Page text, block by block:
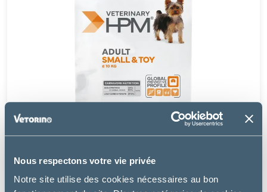
Nous respectons votre vie privée
Notre site utilise des cookies nécessaires au bon
Virbac